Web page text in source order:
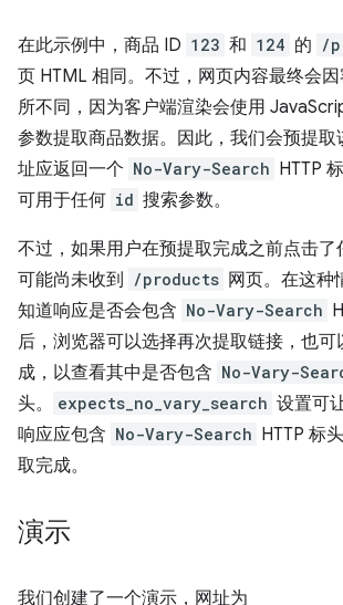
在此示例中，商品 ID 123 和 124 的 /
页 HTML 相同。不过，网页内容最终会
所不同，因为客户端渲染会使用
参数提取商品数据。因此，我们会预提取
址应返回一个 No-Vary-Search HTTP
可用于任何 id 搜索参数。
不过，如果用户在预提取完成之前点击了
可能尚未收到
/products 网页。在这种
知道响应是否会包含 No-Vary-Search
后，浏览器可以选择再次提取链接，也
成，以查看其中是否包含 No-Vary-
头。
expects_no_vary_search 设置可
响应应包含 No-Vary-Search HTTP 标
取完成。
演示
我们创建了一个演示，网址为